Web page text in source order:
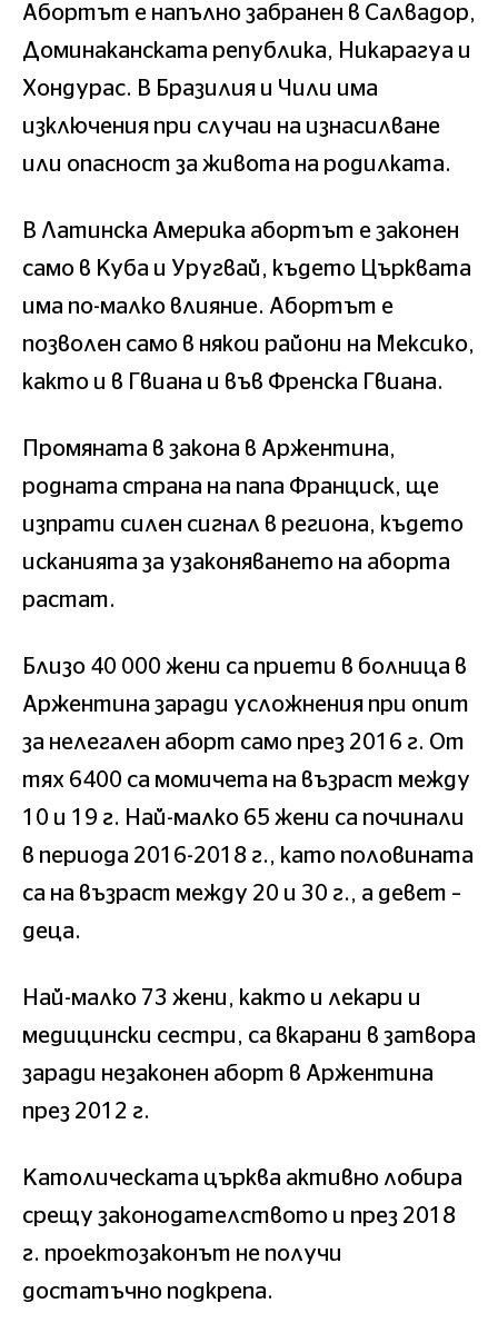
Абортът е напълно забранен в Салвадор,
Доминаканската република, Никарагуа и
Хондурас. В Бразилия и Чили има
изключения при случаи на изнасилване
или опасност за живота на родилката.
В Латинска Америка абортът е законен
само в Куба и Уругвай, където Църквата
има по-малко влияние. Абортът е
позволен само в някои райони на Мексико,
както и в Гвиана и във Френска Гвиана.
Промяната в закона в Аржентина,
родната страна на папа Франциск, ще
изпрати силен сигнал в региона, където
исканията за узаконяването на аборта
растат.
Близо 40 000 жени са приети в болница в
Аржентина заради усложнения при опит
за нелегален аборт само през 2016 г. От
тях 6400 са момичета на възраст между
10 и 19 г. Най-малко 65 жени са починали
в периода 2016-2018 г., като половината
са на възраст между 20 и 30 г., а девет –
деца.
Най-малко 73 жени, както и лекари и
медицински сестри, са вкарани в затвора
заради незаконен аборт в Аржентина
през 2012 г.
Католическата църква активно лобира
срещу законодателството и през 2018
г. проектозаконът не получи
достатъчно подкрепа.